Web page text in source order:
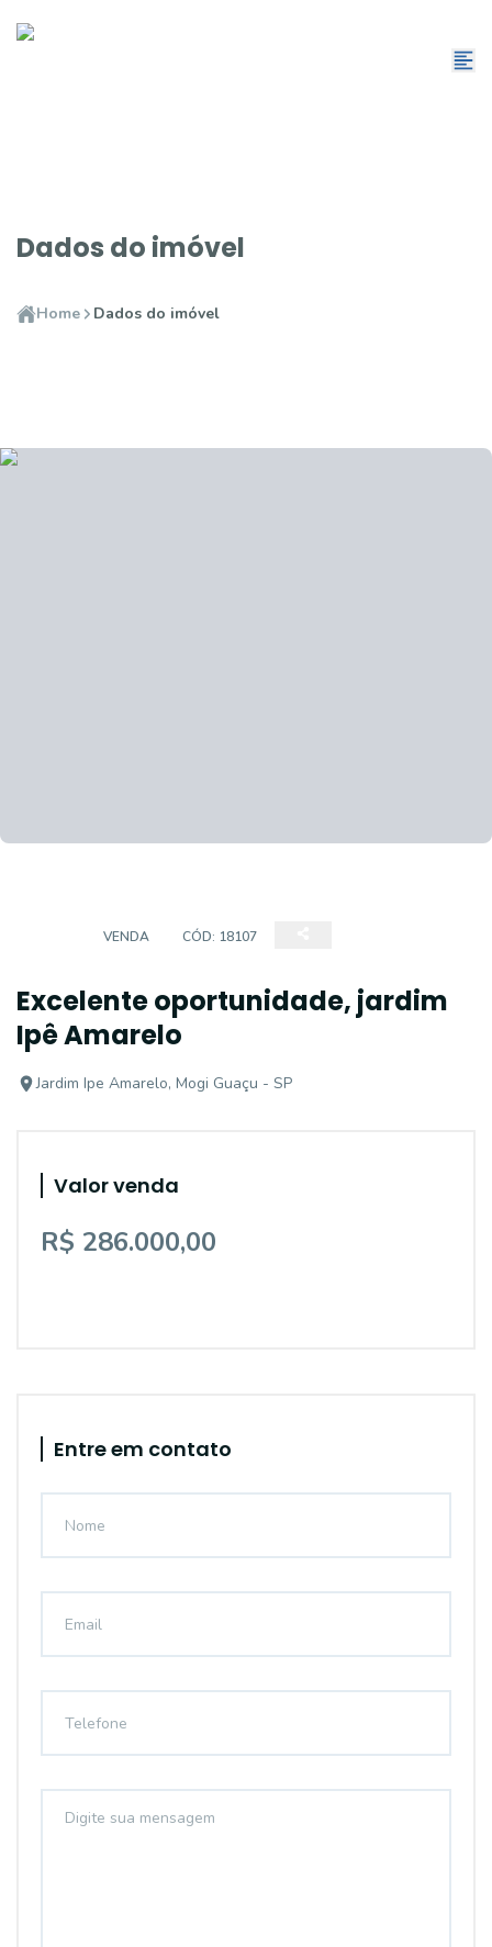
Dados do imóvel
Home Dados do imóvel
VENDA CÓD: 18107
Excelente oportunidade, jardim
Ipê Amarelo
Jardim Ipe Amarelo, Mogi Guaçu - SP
Valor venda
R$ 286.000,00
Entre em contato